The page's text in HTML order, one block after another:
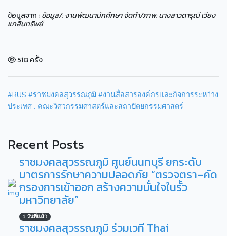
ข้อมูลจาก :ข้อมูล/: งานพัฒนานักศึกษา จัดทำ/ภาพ: นางสาวดารุณี เวียง
แกสินทรัพย์
518 ครั้ง
#RUS #ราชมงคลสุวรรณภูมิ #งานสื่อสารองค์กรเเละกิจการระหว่าง
ประเทศ . คณะวิศวกรรมศาสตร์และสถาปัตยกรรมศาสตร์
Recent Posts
ราชมงคลสุวรรณภูมิ ศูนย์นนทบุรี ยกระดับ
มาตรการรักษาความปลอดภัย “ตรวจตรา–คัด
กรองการเข้าออก สร้างความมั่นใจในรั้ว
มหาวิทยาลัย”
1 วันที่แล้ว
ราชมงคลสุวรรณภูมิ ร่วมเวที Thai